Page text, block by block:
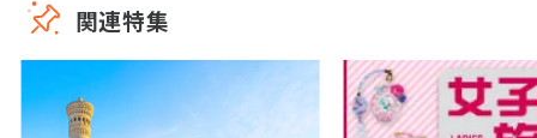
関連特集